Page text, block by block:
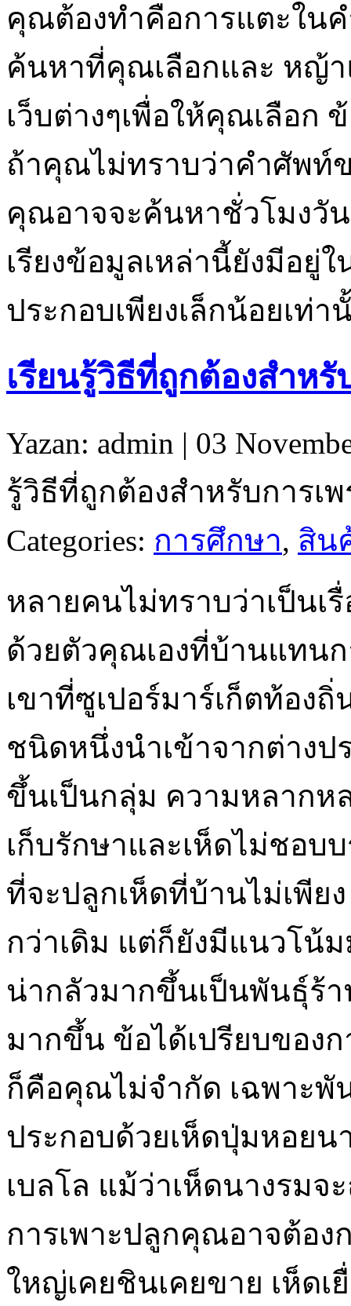
คุณต้องทำคือการแตะใน
ค้นหาที่คุณเลือกและ หญ้
เว็บต่างๆเพื่อให้คุณเลือก
ถ้าคุณไม่ทราบว่าคำศัพท์
คุณอาจจะค้นหาชั่วโมงวั
เรียงข้อมูลเหล่านี้ยังมีอ
ประกอบเพียงเล็กน้อยเท่า
เรียนรู้วิธีที่ถูกต้องสำหรั
Yazan: admin | 03
รู้วิธีที่ถูกต้องสำหรับการเพ
Categories: การศึกษา, สิน
หลายคนไม่ทราบว่าเป็นเ
ด้วยตัวคุณเองที่บ้านแทนก
เขาที่ซูเปอร์มาร์เก็ตท้อง
ชนิดหนึ่งนำเข้าจากต่างป
ขึ้นเป็นกลุ่ม ความหลากห
เก็บรักษาและเห็ดไม่ชอบ
ที่จะปลูกเห็ดที่บ้านไม่เพีย
กว่าเดิม แต่ก็ยังมีแนวโน้
น่ากลัวมากขึ้นเป็นพันธุ์ร้
มากขึ้น ข้อได้เปรียบของ
ก็คือคุณไม่จำกัด เฉพาะพั
ประกอบด้วยเห็ดปุ่มหอยน
เบลโล แม้ว่าเห็ดนางรมจ
การเพาะปลูกคุณอาจต้อง
ใหญ่เคยชินเคยขาย เห็ดเ